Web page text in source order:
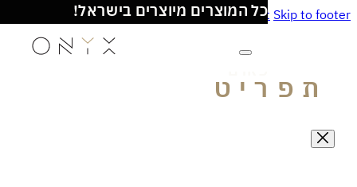
Skip to main content Skip כל המוצרים מיוצרים בישראל!
משלוחים עד הבית- מעל 100₪ חינם
ניתן לרכוש את מוצרינו גם באתר האונליין של